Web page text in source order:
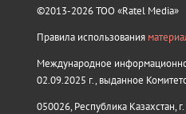
©2013-2026 ТОО «Ratel Media»
Правила использования
Международное
02.09.2025 г., выданное
050026, Республика Казахстан,